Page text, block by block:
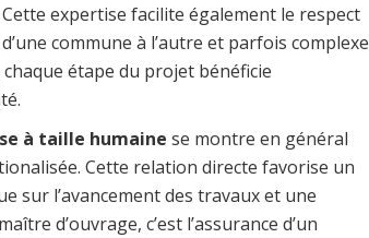
expertise facilite également le respect
commune à l’autre et parfois complexe
étape du projet bénéficie
à taille humaine se montre en général
Cette relation directe favorise un
sur l’avancement des travaux et une
d’ouvrage, c’est l’assurance d’un